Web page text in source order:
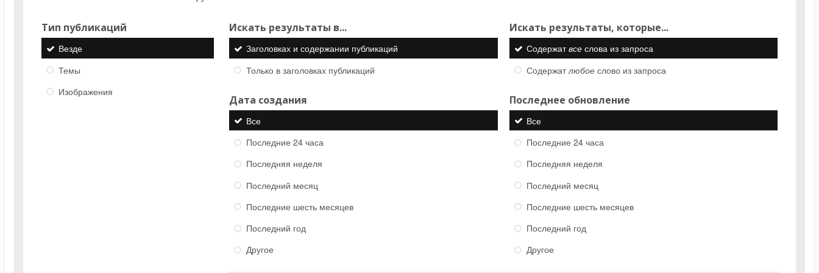
Тип публикаций
Везде
Темы
Изображения
Искать результаты в...
Заголовках и содержании публикаций
Только в заголовках публикаций
Искать результаты, которые...
Содержатвсеслова из запроса
Содержатлюбоеслово из запроса
Дата создания
Все
Последние 24 часа
Последняя неделя
Последний месяц
Последние шесть месяцев
Последний год
Другое
Последнее обновление
Все
Последние 24 часа
Последняя неделя
Последний месяц
Последние шесть месяцев
Последний год
Другое